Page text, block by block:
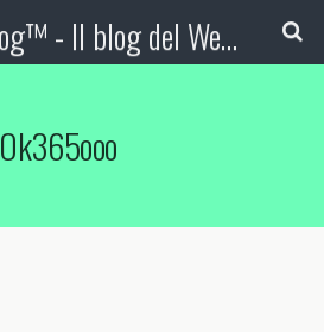
Booking Blog™ - Il blog del Web Marketing Turistico
Ok365ooo